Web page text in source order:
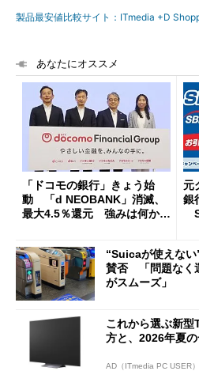
製品最安値比較サイト：ITmedia +D
あなたにオススメ
「ドコモの銀行」きょう始
動 「d NEOBANK」消滅、
最大4.5％還元 強みは何か解
元
銀
開
“Suicaが使えな
賛否 「問題なく
がスムーズ」
これから選ぶ新型
方と、2026年夏
AD（ITmedia PC USER）